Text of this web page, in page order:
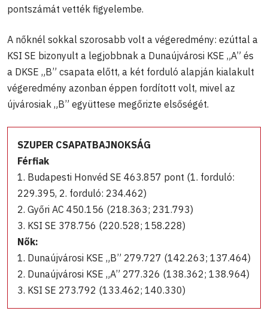
pontszámát vették figyelembe.
A nőknél sokkal szorosabb volt a végeredmény: ezúttal a
KSI SE bizonyult a legjobbnak a Dunaújvárosi KSE „A” és
a DKSE „B” csapata előtt, a két forduló alapján kialakult
végeredmény azonban éppen fordított volt, mivel az
újvárosiak „B” együttese megőrizte elsőségét.
SZUPER CSAPATBAJNOKSÁG
Férfiak
1. Budapesti Honvéd SE 463.857 pont (1. forduló:
229.395, 2. forduló: 234.462)
2. Győri AC 450.156 (218.363; 231.793)
3. KSI SE 378.756 (220.528; 158.228)
Nők:
1. Dunaújvárosi KSE „B” 279.727 (142.263; 137.464)
2. Dunaújvárosi KSE „A” 277.326 (138.362; 138.964)
3. KSI SE 273.792 (133.462; 140.330)